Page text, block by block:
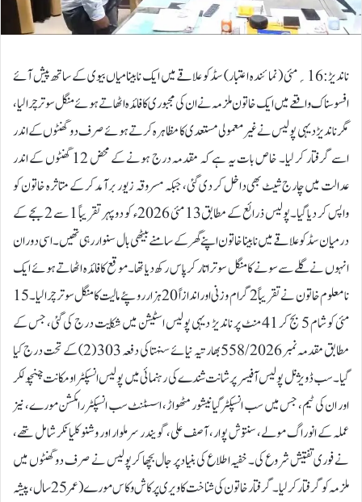
ناندیڑ:16؍مئی ( نمائندہ اعتبار) سڈکو علاقے میں ایک نابینا میاں بیوی کے ساتھ پیش آئے
افسوسناک واقعے میں ایک خاتون ملزمہ نے ان کی مجبوری کا فائدہ اٹھاتے ہوئے منگل سوتر چرا لیا،
مگر ناندیڑ دیہی پولیس نے غیر معمولی مستعدی کا مظاہرہ کرتے ہوئے صرف دو گھنٹوں کے اندر
اسے گرفتار کر لیا۔ خاص بات یہ ہے کہ مقدمہ درج ہونے کے محض 12 گھنٹوں کے اندر
عدالت میں چارج شیٹ بھی داخل کر دی گئی، جبکہ مسروقہ زیور برآمد کر کے متاثرہ خاتون کو
واپس کر دیا گیا۔پولیس ذرائع کے مطابق13 مئی 2026ء کو دوپہر تقریباً 1 سے 2 بجے کے
درمیان سڈکو علاقے میں نابینا خاتون اپنے گھر کے سامنے بیٹھی بال سنوار رہی تھیں۔ اسی دوران
انہوں نے گلے سے سونے کا منگل سوتر اتار کر پاس رکھ دیا تھا۔ موقع کا فائدہ اٹھاتے ہوئے ایک
نامعلوم خاتون نے تقریباً 2 گرام وزنی اور اندازاً 20 ہزار روپئے مالیت کا منگل سوتر چرا لیا۔15
مئی کو شام 5 بج کر 41 منٹ پر ناندیڑ دیہی پولیس اسٹیشن میں شکایت درج کی گئی، جس کے
مطابق مقدمہ نمبر 558/2026 بھارتیہ نیائے سنہتا کی دفعہ 303 (2) کے تحت درج کیا
گیا۔سب ڈویژنل پولیس آفیسر پرشانت شندے کی رہنمائی میں پولیس انسپکٹر اومکانت چنچولکر
اور ان کی ٹیم، جس میں سب انسپکٹر گیانیشور مٹھواڑ، اسسٹنٹ سب انسپکٹر رامکشن مورے، نیز
عملہ کے انوراگ مولے، سنتوش پوار، آصف علی، گویندر سرملوار اور وشنو کلیانکر شامل تھے،
نے فوری تفتیش شروع کی۔ خفیہ اطلاع کی بنیاد پر جال بچھا کر پولیس نے صرف دو گھنٹوں میں
ملزمہ کو گرفتار کر لیا۔گرفتار خاتون کی شناخت کاویری پرکاش وکاس مورے (عمر 25 سال، پیشہ